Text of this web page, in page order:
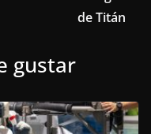
de Titán
gustar